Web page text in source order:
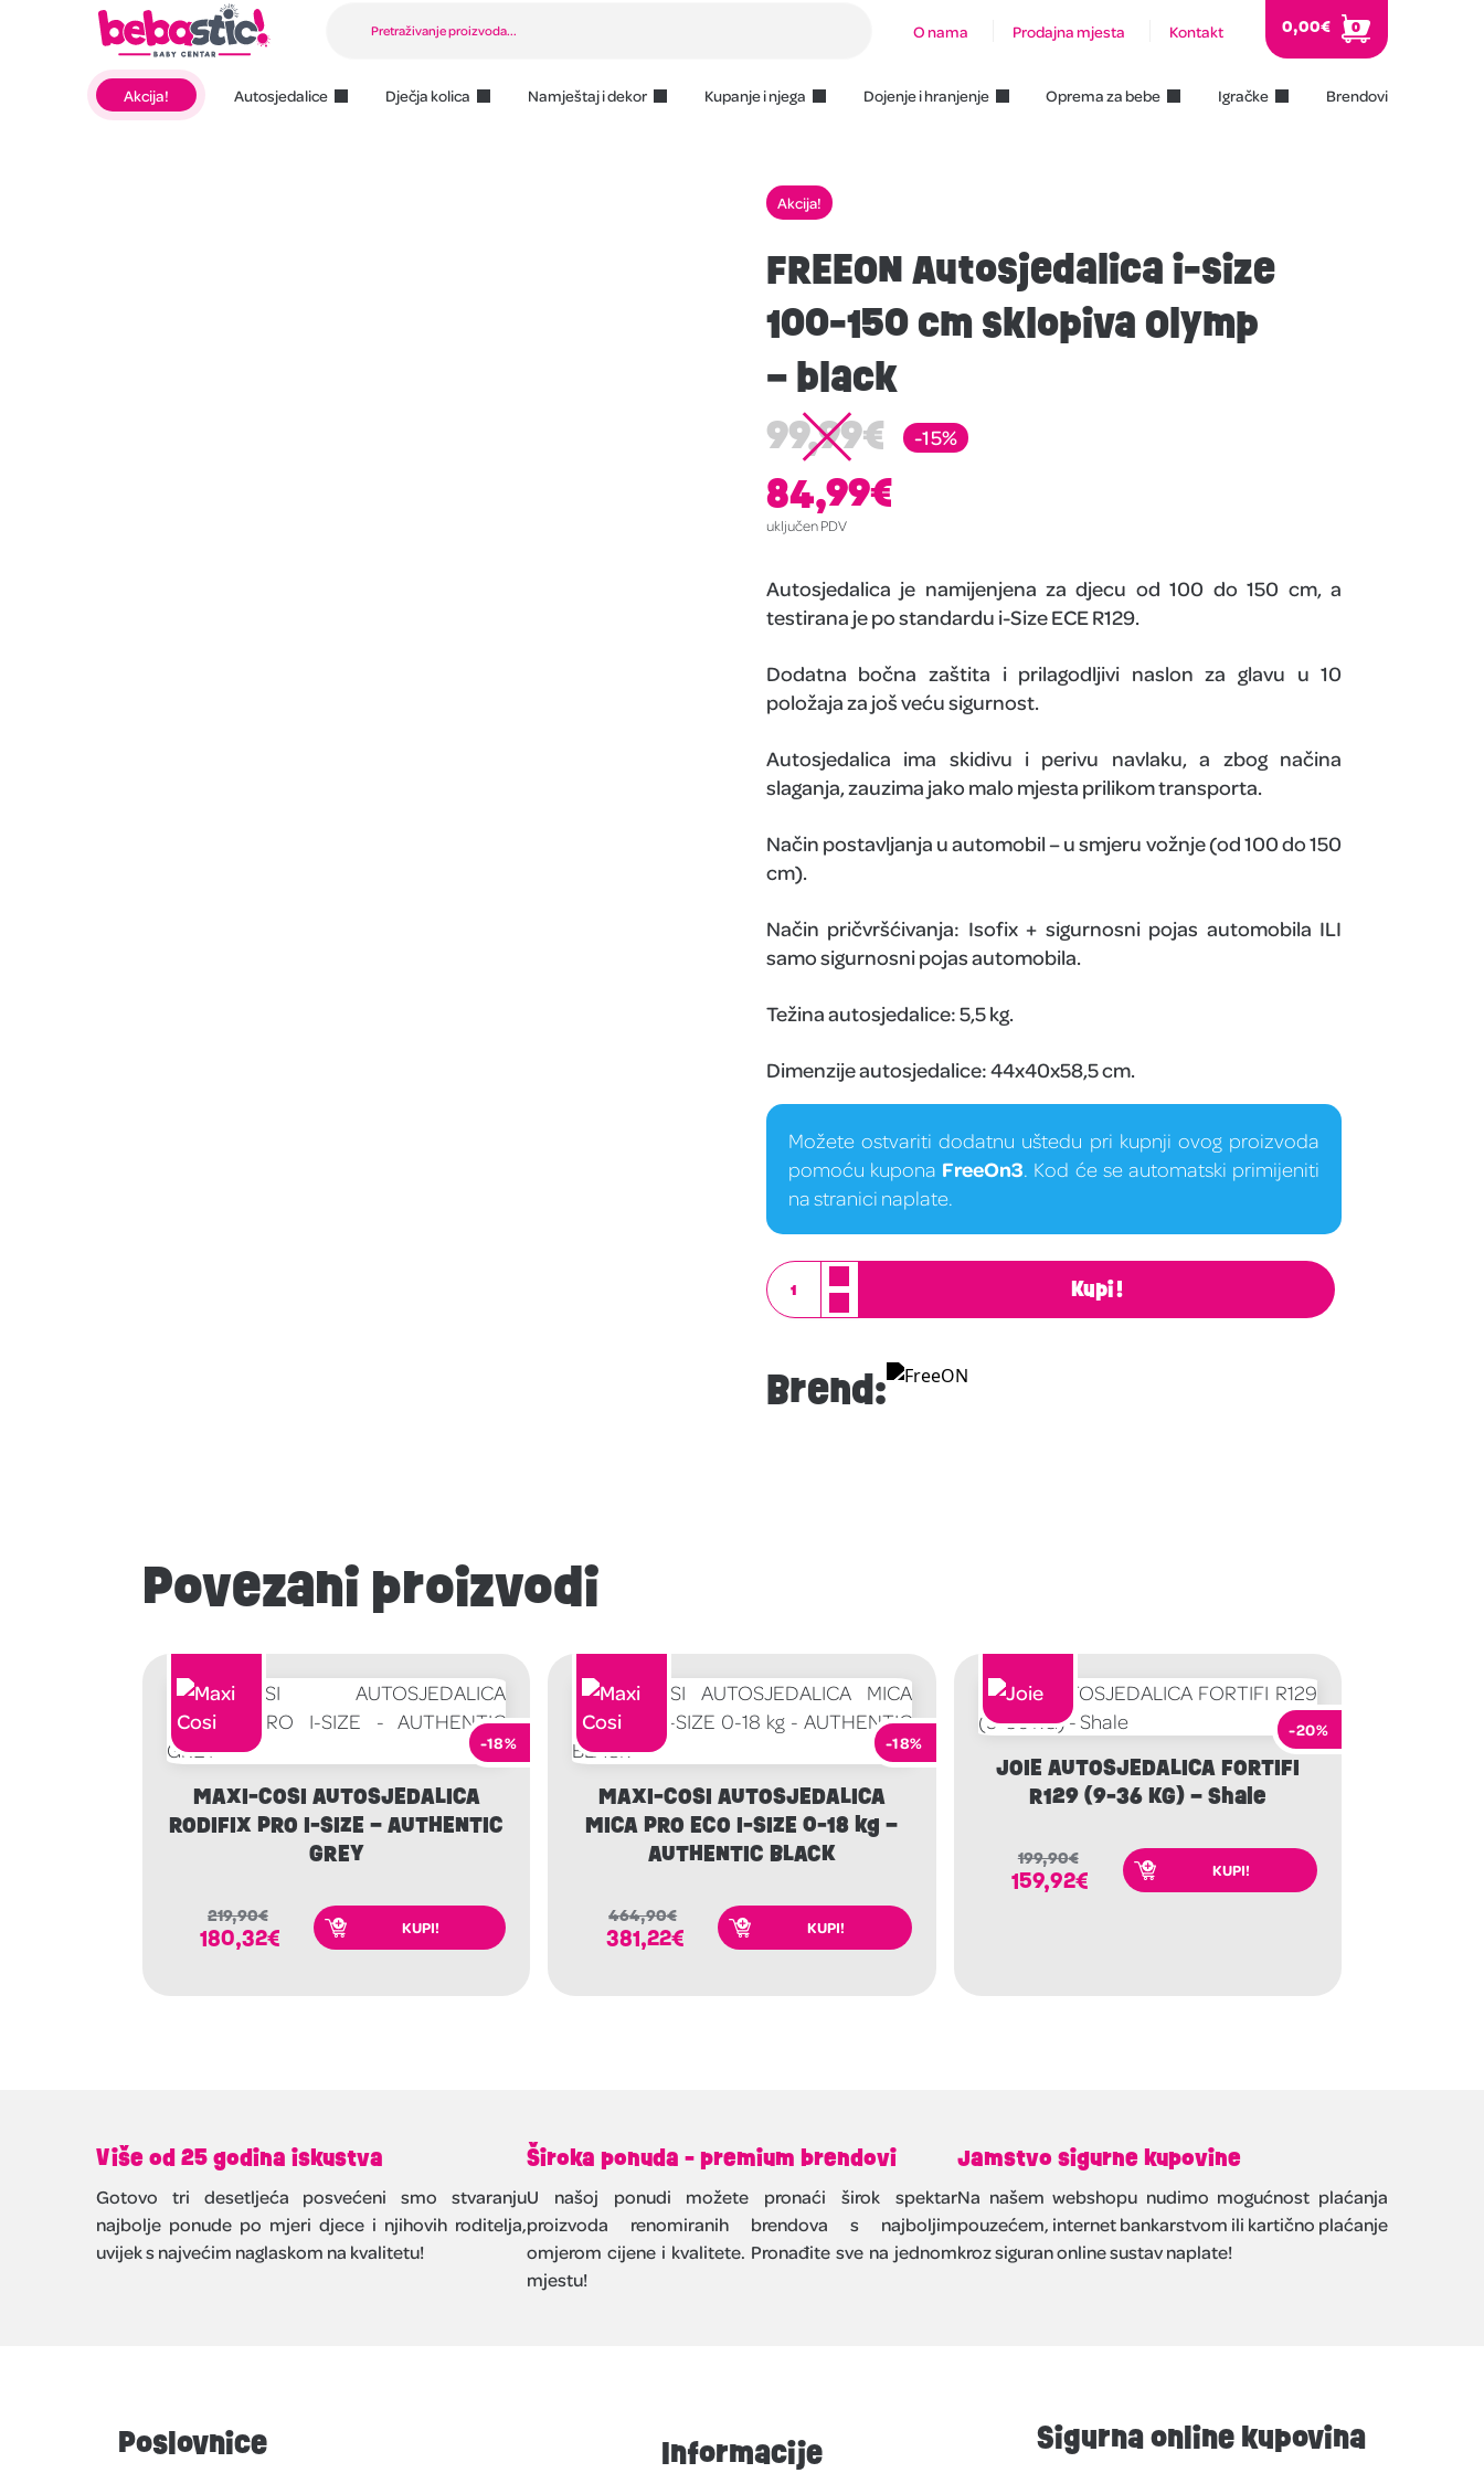
O nama Prodajna mjesta Kontakt 0,00€ 0
Akcija! Autosjedalice Dječja kolica Namještaj i dekor Kupanje i njega Dojenje i hranjenje Oprema za bebe Igračke Brendovi
Akcija!
FREEON Autosjedalica i-size
100-150 cm sklopiva Olymp
– black
99,99€
84,99€
uključen PDV
-15%
Autosjedalica je namijenjena za djecu od 100 do 150 cm, a
testirana je po standardu i-Size ECE R129.
Dodatna bočna zaštita i prilagodljivi naslon za glavu u 10
položaja za još veću sigurnost.
Autosjedalica ima skidivu i perivu navlaku, a zbog načina
slaganja, zauzima jako malo mjesta prilikom transporta.
Način postavljanja u automobil – u smjeru vožnje (od 100 do 150
cm).
Način pričvršćivanja: Isofix + sigurnosni pojas automobila ILI
samo sigurnosni pojas automobila.
Težina autosjedalice: 5,5 kg.
Dimenzije autosjedalice: 44x40x58,5 cm.
Možete ostvariti dodatnu uštedu pri kupnji ovog proizvoda
pomoću kupona FreeOn3. Kod će se automatski primijeniti
na stranici naplate.
Kupi!
Brend:
Povezani proizvodi
-18%
MAXI-COSI AUTOSJEDALICA
RODIFIX PRO I-SIZE – AUTHENTIC
GREY
219,90€
180,32€ KUPI!
-18%
MAXI-COSI AUTOSJEDALICA
MICA PRO ECO I-SIZE 0-18 kg –
AUTHENTIC BLACK
464,90€
381,22€ KUPI!
-20%
JOIE AUTOSJEDALICA FORTIFI
R129 (9-36 KG) – Shale
199,90€
159,92€ KUPI!
Više od 25 godina iskustva
Gotovo tri desetljeća posvećeni smo stvaranju
najbolje ponude po mjeri djece i njihovih roditelja,
uvijek s najvećim naglaskom na kvalitetu!
Široka ponuda - premium brendovi
U našoj ponudi možete pronaći širok spektar
proizvoda renomiranih brendova s najboljim
omjerom cijene i kvalitete. Pronađite sve na jednom
mjestu!
Jamstvo sigurne kupovine
Na našem webshopu nudimo mogućnost plaćanja
pouzećem, internet bankarstvom ili kartično plaćanje
kroz siguran online sustav naplate!
Poslovnice Informacije Sigurna online kupovina